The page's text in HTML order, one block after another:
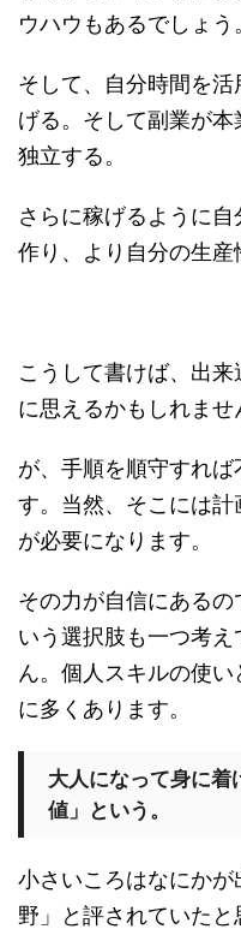
ウハウもあるでしょう
そして、自分時間を
げる。そして副業が本
独立する。
さらに稼げるように
作り、より自分の生産
こうして書けば、出
に思えるかもしれませ
が、手順を順守すれ
す。当然、そこには
が必要になります。
その力が自信にある
いう選択肢も一つ考
ん。個人スキルの使
に多くあります。
大人になって身に着
値」という。
小さいころはなにか
野」と評されていたと